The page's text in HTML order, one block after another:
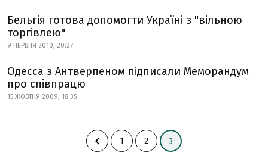
Бельгія готова допомогти Україні з "вільною
торгівлею"
9 ЧЕРВНЯ 2010, 20:27
Одесса з Антверпеном підписали Меморандум
про співпрацю
15 ЖОВТНЯ 2009, 18:35
1 2 3